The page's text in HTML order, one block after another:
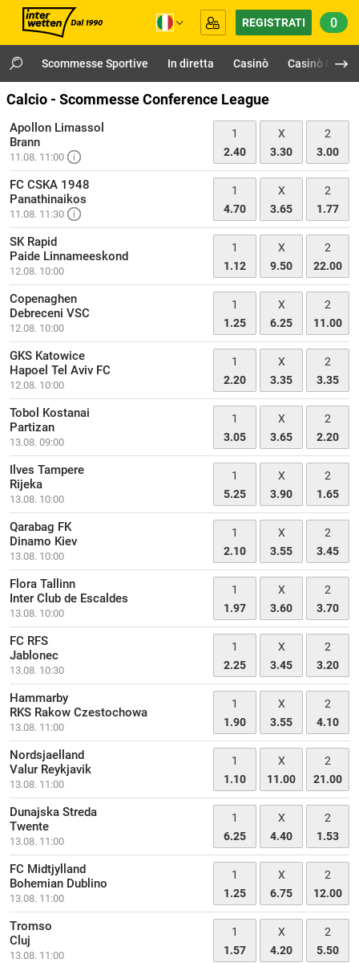
REGISTRATI 0
Scommesse Sportive In diretta Casinò Casinò Live
Calcio - Scommesse Conference League
Apollon Limassol
Brann
11.08. 11:00
1
2.40
X
3.30
2
3.00
FC CSKA 1948
Panathinaikos
11.08. 11:30
1
4.70
X
3.65
2
1.77
SK Rapid
Paide Linnameeskond
12.08. 10:00
1
1.12
X
9.50
2
22.00
Copenaghen
Debreceni VSC
12.08. 10:00
1
1.25
X
6.25
2
11.00
GKS Katowice
Hapoel Tel Aviv FC
12.08. 10:00
1
2.20
X
3.35
2
3.35
Tobol Kostanai
Partizan
13.08. 09:00
1
3.05
X
3.65
2
2.20
Ilves Tampere
Rijeka
13.08. 10:00
1
5.25
X
3.90
2
1.65
Qarabag FK
Dinamo Kiev
13.08. 10:00
1
2.10
X
3.55
2
3.45
Flora Tallinn
Inter Club de Escaldes
13.08. 10:00
1
1.97
X
3.60
2
3.70
FC RFS
Jablonec
13.08. 10:30
1
2.25
X
3.45
2
3.20
Hammarby
RKS Rakow Czestochowa
13.08. 11:00
1
1.90
X
3.55
2
4.10
Nordsjaelland
Valur Reykjavik
13.08. 11:00
1
1.10
X
11.00
2
21.00
Dunajska Streda
Twente
13.08. 11:00
1
6.25
X
4.40
2
1.53
FC Midtjylland
Bohemian Dublino
13.08. 11:00
1
1.25
X
6.75
2
12.00
Tromso
Cluj
13.08. 11:00
1
1.57
X
4.20
2
5.50